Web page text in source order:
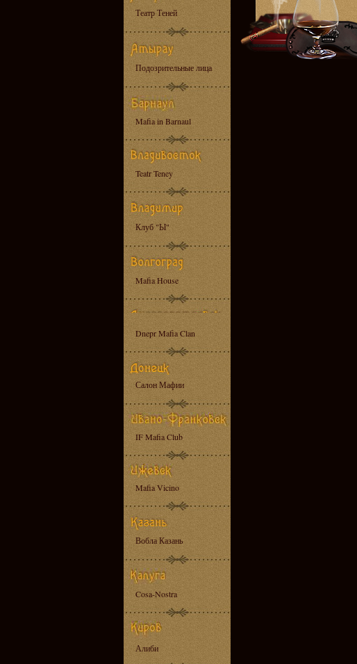
Театр Теней
Подозрительные лица
Mafia in Barnaul
Teatr Teney
Клуб "Ы"
Mafia House
Dnepr Mafia Clan
Салон Мафии
IF Mafia Club
Mafia Vicino
Вобла Казань
Cosa-Nostra
Алиби